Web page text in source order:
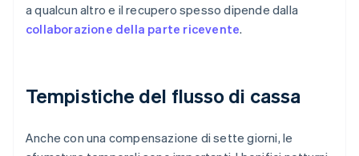
a qualcun altro e il recupero spesso dipende dalla
collaborazione della parte ricevente.
Tempistiche del flusso di cassa
Anche con una compensazione di sette giorni, le